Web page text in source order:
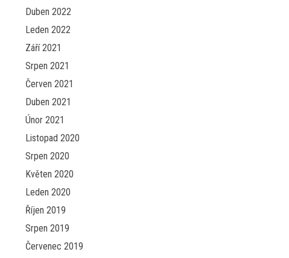
Duben 2022
Leden 2022
Září 2021
Srpen 2021
Červen 2021
Duben 2021
Únor 2021
Listopad 2020
Srpen 2020
Květen 2020
Leden 2020
Říjen 2019
Srpen 2019
Červenec 2019